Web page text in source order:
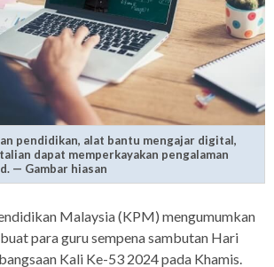
pendidikan, alat bantu mengajar digital,
dapat memperkayakan pengalaman
— Gambar hiasan
Malaysia (KPM) mengumumkan
para guru sempena sambutan Hari
Kali Ke-53 2024 pada Khamis.